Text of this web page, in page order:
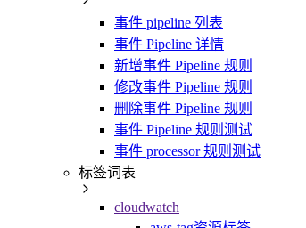
事件 pipeline 列表
事件 Pipeline 详情
新增事件 Pipeline 规则
修改事件 Pipeline 规则
删除事件 Pipeline 规则
事件 Pipeline 规则测试
事件 processor 规则测试
标签词表
cloudwatch